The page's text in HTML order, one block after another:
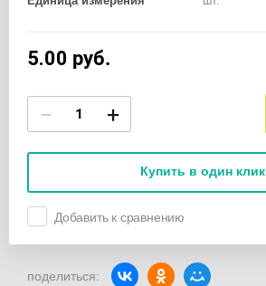
5.00 руб.
− +
Купить в один клик
Добавить к сравнению
поделиться: